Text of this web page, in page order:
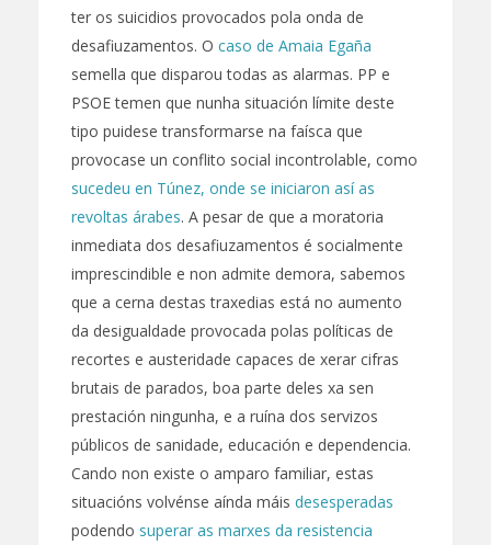
ter os suicidios provocados pola onda de
desafiuzamentos. O caso de Amaia Egaña
semella que disparou todas as alarmas. PP e
PSOE temen que nunha situación límite deste
tipo puidese transformarse na faísca que
provocase un conflito social incontrolable, como
sucedeu en Túnez, onde se iniciaron así as
revoltas árabes. A pesar de que a moratoria
inmediata dos desafiuzamentos é socialmente
imprescindible e non admite demora, sabemos
que a cerna destas traxedias está no aumento
da desigualdade provocada polas políticas de
recortes e austeridade capaces de xerar cifras
brutais de parados, boa parte deles xa sen
prestación ningunha, e a ruína dos servizos
públicos de sanidade, educación e dependencia.
Cando non existe o amparo familiar, estas
situacións volvénse aínda máis desesperadas
podendo superar as marxes da resistencia